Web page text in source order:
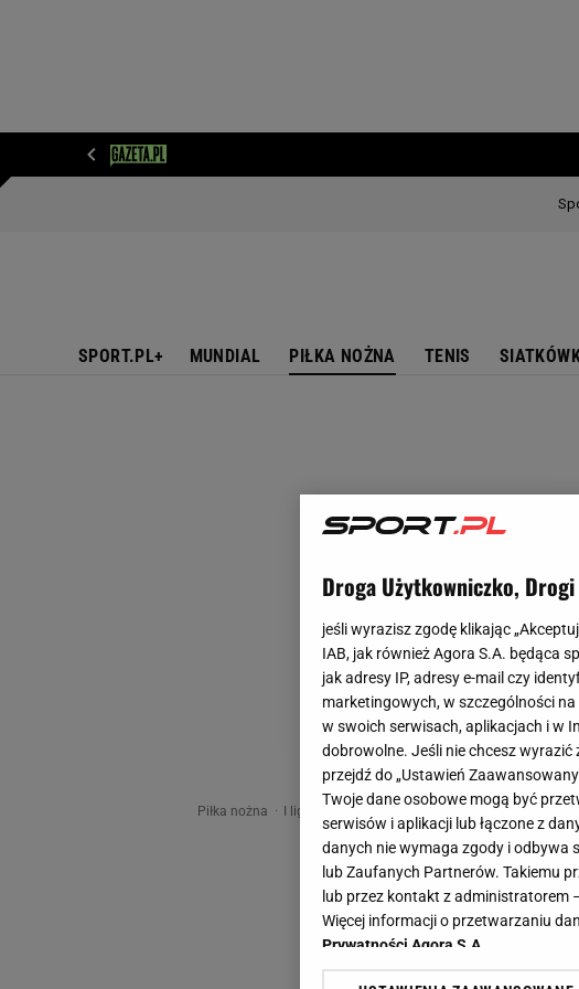
SPORT.PL+ MUNDIAL PIŁKA NOŻNA TENIS
Piłka nożna I liga I liga Finał baraży
Droga Użytkowniczko,
jeśli wyrazisz zgodę klikając
IAB, jak również Agora S.A. będąca
jak adresy IP, adresy e-mail czy
marketingowych, w szczególności
w swoich serwisach, aplikacjach i w
dobrowolne. Jeśli nie chcesz
przejdź do „Ustawień
Twoje dane osobowe mogą być
serwisów i aplikacji lub łączone z
danych nie wymaga zgody i odbywa
lub Zaufanych Partnerów. Takiemu
lub przez kontakt z administratorem
Więcej informacji o przetwarzaniu
Prywatności Agora S.A.